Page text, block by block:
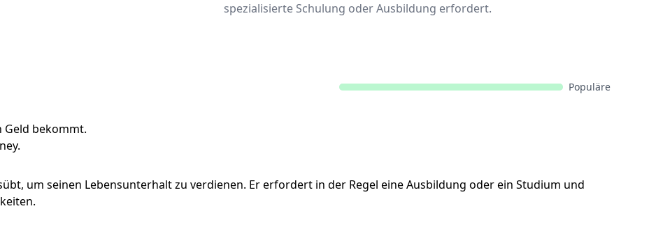
spezialisierte Schulung oder Ausbildung erfordert.
Populäre
Geld bekommt.
um seinen Lebensunterhalt zu verdienen. Er erfordert in der Regel eine Ausbildung oder ein Studium und